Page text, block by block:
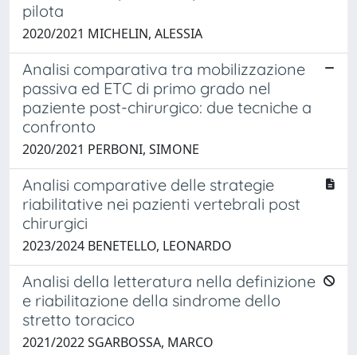
pilota
2020/2021 MICHELIN, ALESSIA
Analisi comparativa tra mobilizzazione
passiva ed ETC di primo grado nel
paziente post-chirurgico: due tecniche a
confronto
2020/2021 PERBONI, SIMONE
Analisi comparative delle strategie
riabilitative nei pazienti vertebrali post
chirurgici
2023/2024 BENETELLO, LEONARDO
Analisi della letteratura nella definizione
e riabilitazione della sindrome dello
stretto toracico
2021/2022 SGARBOSSA, MARCO